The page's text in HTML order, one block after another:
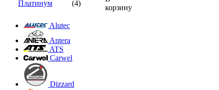
Платинум
(4)
корзину
Alutec
Antera
ATS
Carwel
Dizzard